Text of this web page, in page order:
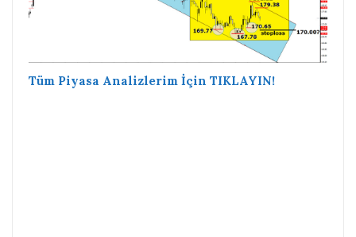
Tüm Piyasa Analizlerim İçin TIKLAYIN!